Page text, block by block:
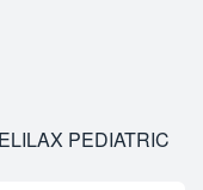
PEDIATRIC